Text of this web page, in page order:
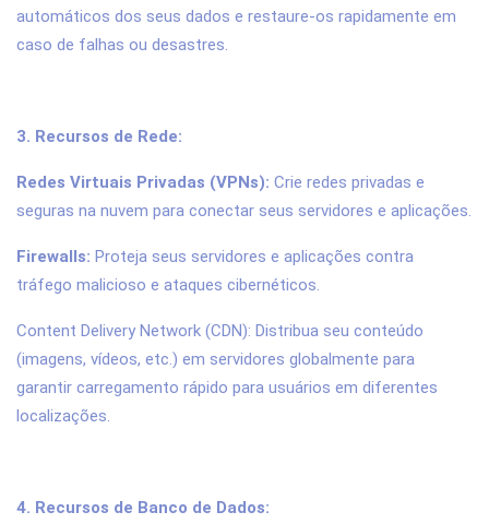
automáticos dos seus dados e restaure-os rapidamente em
caso de falhas ou desastres.
3. Recursos de Rede:
Redes Virtuais Privadas (VPNs): Crie redes privadas e
seguras na nuvem para conectar seus servidores e aplicações.
Firewalls: Proteja seus servidores e aplicações contra
tráfego malicioso e ataques cibernéticos.
Content Delivery Network (CDN): Distribua seu conteúdo
(imagens, vídeos, etc.) em servidores globalmente para
garantir carregamento rápido para usuários em diferentes
localizações.
4. Recursos de Banco de Dados: